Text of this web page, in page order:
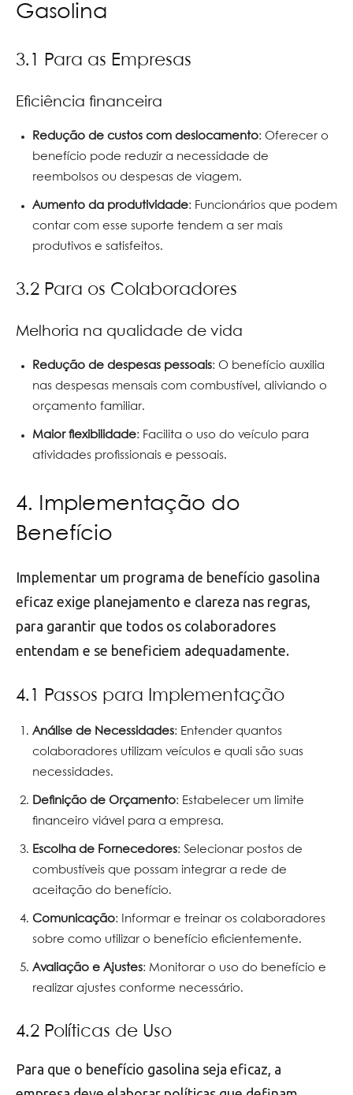
Gasolina
3.1 Para as Empresas
Eficiência financeira
Redução de custos com deslocamento: Oferecer o
benefício pode reduzir a necessidade de
reembolsos ou despesas de viagem.
Aumento da produtividade: Funcionários que podem
contar com esse suporte tendem a ser mais
produtivos e satisfeitos.
3.2 Para os Colaboradores
Melhoria na qualidade de vida
Redução de despesas pessoais: O benefício auxilia
nas despesas mensais com combustível, aliviando o
orçamento familiar.
Maior flexibilidade: Facilita o uso do veículo para
atividades profissionais e pessoais.
4. Implementação do
Benefício
Implementar um programa de benefício gasolina
eficaz exige planejamento e clareza nas regras,
para garantir que todos os colaboradores
entendam e se beneficiem adequadamente.
4.1 Passos para Implementação
Análise de Necessidades: Entender quantos
colaboradores utilizam veículos e quali são suas
necessidades.
Definição de Orçamento: Estabelecer um limite
financeiro viável para a empresa.
Escolha de Fornecedores: Selecionar postos de
combustíveis que possam integrar a rede de
aceitação do benefício.
Comunicação: Informar e treinar os colaboradores
sobre como utilizar o benefício eficientemente.
Avaliação e Ajustes: Monitorar o uso do benefício e
realizar ajustes conforme necessário.
4.2 Políticas de Uso
Para que o benefício gasolina seja eficaz, a